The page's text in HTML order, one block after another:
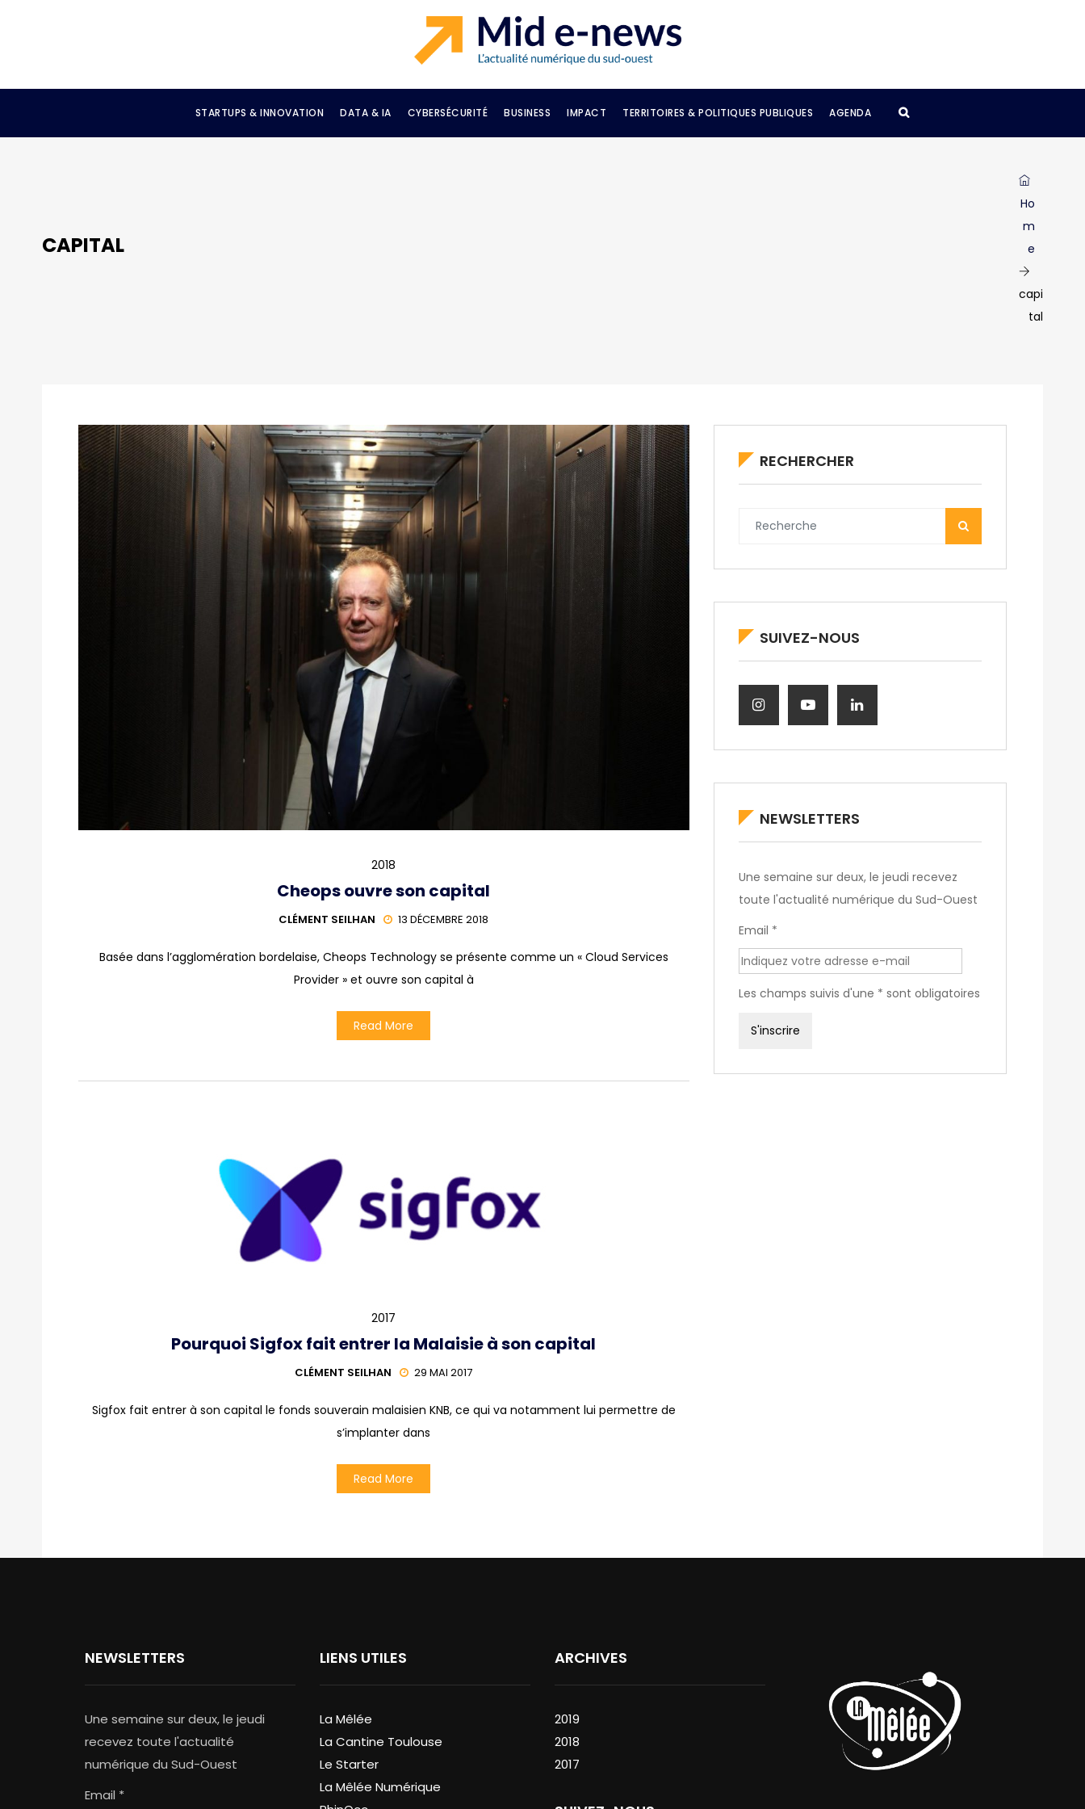
STARTUPS & INNOVATION DATA & IA CYBERSÉCURITÉ BUSINESS IMPACT TERRITOIRES & POLITIQUES PUBLIQUES AGENDA
CAPITAL
Ho
m
e
capi
tal
2018
Cheops ouvre son capital
CLÉMENT SEILHAN 13 DÉCEMBRE 2018
Basée dans l’agglomération bordelaise, Cheops Technology se présente comme un « Cloud Services
Provider » et ouvre son capital à
Read More
2017
Pourquoi Sigfox fait entrer la Malaisie à son capital
CLÉMENT SEILHAN 29 MAI 2017
Sigfox fait entrer à son capital le fonds souverain malaisien KNB, ce qui va notamment lui permettre de
s’implanter dans
Read More
RECHERCHER
SUIVEZ-NOUS
NEWSLETTERS
Une semaine sur deux, le jeudi recevez
toute l'actualité numérique du Sud-Ouest
Email *
Les champs suivis d'une * sont obligatoires
NEWSLETTERS
Une semaine sur deux, le jeudi
recevez toute l'actualité
numérique du Sud-Ouest
Email *
LIENS UTILES
La Mêlée
La Cantine Toulouse
Le Starter
La Mêlée Numérique
ARCHIVES
2019
2018
2017